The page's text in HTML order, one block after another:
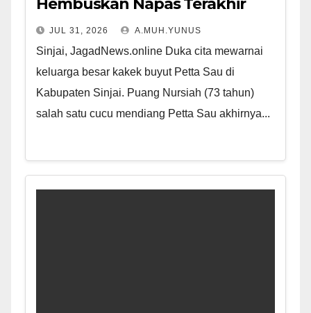
Hembuskan Napas Terakhir
JUL 31, 2026 A.MUH.YUNUS
Sinjai, JagadNews.online Duka cita mewarnai
keluarga besar kakek buyut Petta Sau di
Kabupaten Sinjai. Puang Nursiah (73 tahun)
salah satu cucu mendiang Petta Sau akhirnya...